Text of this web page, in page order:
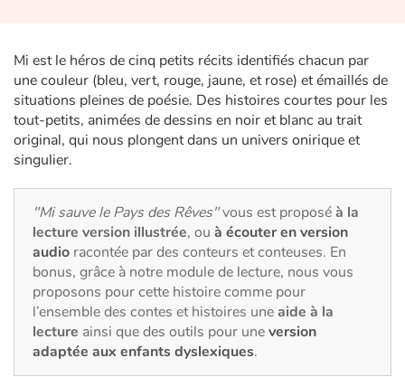
Les animaux
Voyage, épopée, enquête, aventure
Autour du monde
Apprentissage
Art, espace, activité
Documentaires
En famille
Quotidien et loisirs
Mi est le héros de cinq petits récits identifiés chacun par
une couleur (bleu, vert, rouge, jaune, et rose) et émaillés de
situations pleines de poésie. Des histoires courtes pour les
tout-petits, animées de dessins en noir et blanc au trait
original, qui nous plongent dans un univers onirique et
singulier.
"Mi sauve le Pays des Rêves"vous est proposéà la
lecture version illustrée, ou à écouter en version
audio racontée par des conteurs et conteuses. En
bonus, grâce à notre module de lecture, nous vous
proposons pour cette histoire comme pour
l’ensemble des contes et histoires uneaide à la
lecture ainsi que des outils pour uneversion
adaptée aux enfants dyslexiques.